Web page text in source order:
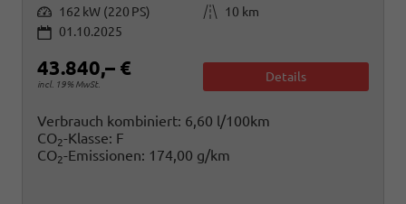
Leistung 162 kW (220 PS) Kilometerstand
10 km
01.10.2025
43.840,– €
incl. 19% MwSt.
Details
Verbrauch kombiniert: 6,60 l/100km
CO2-Klasse: F
CO2-Emissionen: 174,00 g/km